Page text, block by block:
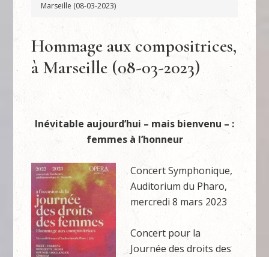
Marseille (08-03-2023)
Hommage aux compositrices,
à Marseille (08-03-2023)
Inévitable aujourd’hui – mais bienvenu – :
femmes à l’honneur
Concert Symphonique,
Auditorium du Pharo,
mercredi 8 mars 2023
Concert pour la
Journée des droits des